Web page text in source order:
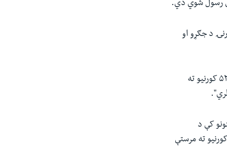
رسول شوي دي.
یوازې په تېرو شپږو میاشتو کې څه باندې ۶۲زره کورنۍ د جګړو او
هغه زیاته کړه: "د ۶۲۴۵۰ کورنیو له شمېرې چې په تېرو شپږو میاشتو کې بې‌ځایه شوي ۵۲۰۹۶ کورنیو ته
د معلوماتو په اساس د افغانستان په ۲۶ ولایتونو کې د
څه باندې ۳۲زره کورنۍ بې‌ځایه شوي چې له دې شمېرې کابو ۲۰زره کورنیو ته مرستې